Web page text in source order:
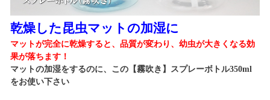
乾燥した昆虫マットの加湿に
マットが完全に乾燥すると、品質が変わり、幼虫が大きくなる効
果が落ちます！
マットの加湿をするのに、この【霧吹き】スプレーボトル350ml
をお使い下さい